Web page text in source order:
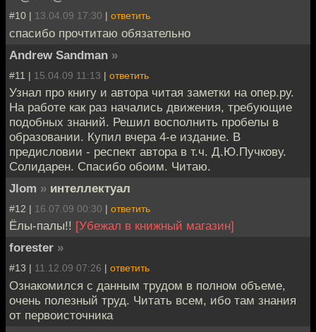
#10 | 13.04.09 17:30 | ответить
спасибо прочтитаю обязательно
Andrew Sandman »
#11 | 15.04.09 11:13 | ответить
Узнал про книгу и автора читая заметки на опер.ру.
На работе как раз начались движения, требующие
подобных знаний. Решил восполнить пробелы в
образовании. Купил вчера 4-е издание. В
предисловии - респект автора в т.ч. Д.Ю.Пучкову.
Солидарен. Спасибо обоим. Читаю.
Jlom » интеллектуал
#12 | 16.07.09 00:30 | ответить
Ёлы-палы!! [Убежал в книжный магазин]
forester »
#13 | 11.12.09 07:26 | ответить
Ознакомился с данным трудом в полном объеме,
очень полезный труд. Читать всем, ибо там знания
от первоисточника